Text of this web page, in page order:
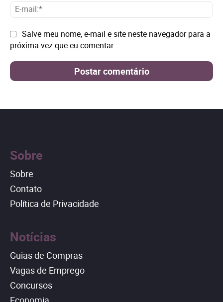
E-
Site: Salve meu nome, e-mail e site neste navegador para a
próxima vez que eu comentar.
Sobre
Sobre
Contato
Política de Privacidade
Notícias
Guias de Compras
Vagas de Emprego
Concursos